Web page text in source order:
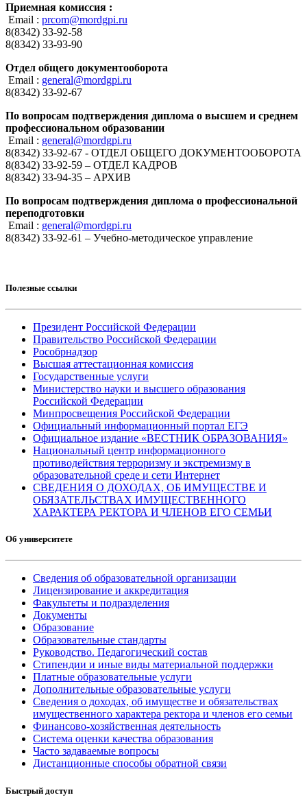
Приемная комиссия :
Email : prcom@mordgpi.ru
8(8342) 33-92-58
8(8342) 33-93-90
Отдел общего документооборота
Email : general@mordgpi.ru
8(8342) 33-92-67
По вопросам подтверждения диплома о высшем и среднем
профессиональном образовании
Email : general@mordgpi.ru
8(8342) 33-92-67 - ОТДЕЛ ОБЩЕГО ДОКУМЕНТООБОРОТА
8(8342) 33-92-59 – ОТДЕЛ КАДРОВ
8(8342) 33-94-35 – АРХИВ
По вопросам подтверждения диплома о профессиональной
переподготовки
Email : general@mordgpi.ru
8(8342) 33-92-61 – Учебно-методическое управление
Полезные ссылки
Президент Российской Федерации
Правительство Российской Федерации
Рособрнадзор
Высшая аттестационная комиссия
Государственные услуги
Министерство науки и высшего образования
Российской Федерации
Минпросвещения Российской Федерации
Официальный информационный портал ЕГЭ
Официальное издание «ВЕСТНИК ОБРАЗОВАНИЯ»
Национальный центр информационного
противодействия терроризму и экстремизму в
образовательной среде и сети Интернет
СВЕДЕНИЯ О ДОХОДАХ, ОБ ИМУЩЕСТВЕ И
ОБЯЗАТЕЛЬСТВАХ ИМУЩЕСТВЕННОГО
ХАРАКТЕРА РЕКТОРА И ЧЛЕНОВ ЕГО СЕМЬИ
Об университете
Сведения об образовательной организации
Лицензирование и аккредитация
Факультеты и подразделения
Документы
Образование
Образовательные стандарты
Руководство. Педагогический состав
Стипендии и иные виды материальной поддержки
Платные образовательные услуги
Дополнительные образовательные услуги
Сведения о доходах, об имуществе и обязательствах
имущественного характера ректора и членов его семьи
Финансово-хозяйственная деятельность
Система оценки качества образования
Часто задаваемые вопросы
Дистанционные способы обратной связи
Быстрый доступ